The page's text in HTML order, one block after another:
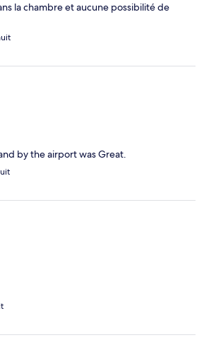
la chambre et aucune possibilité de
by the airport was Great.